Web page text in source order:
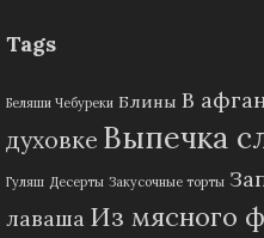
Tags
Беляши Чебуреки Блины В
духовке Выпечка
Гуляш Десерты Закусочные торты
лаваша Из мясного